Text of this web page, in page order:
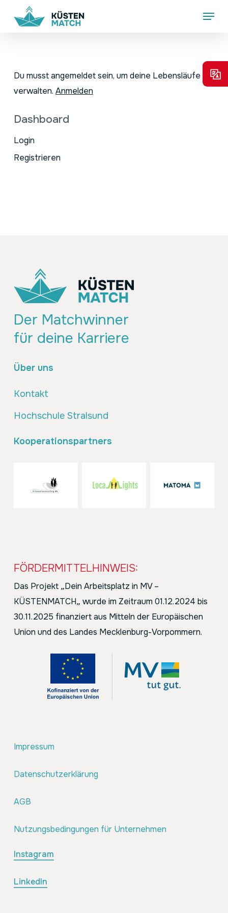
Menu
Du musst angemeldet sein, um deine Lebensläufe zu
verwalten. Anmelden
Dashboard
Login
Registrieren
Der Matchwinner
für deine Karriere
Über uns
Kontakt
Hochschule Stralsund
Kooperationspartners
FÖRDERMITTELHINWEIS:
Das Projekt „Dein Arbeitsplatz in MV –
KÜSTENMATCH„ wurde im Zeitraum 01.12.2024 bis
30.11.2025 finanziert aus Mitteln der Europäischen
Union und des Landes Mecklenburg-Vorpommern.
Impressum
Datenschutzerklärung
AGB
Nutzungsbedingungen für Unternehmen
Instagram
LinkedIn